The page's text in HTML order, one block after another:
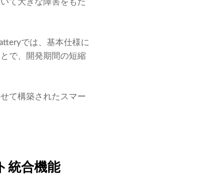
て大きな障害をもた
では、基本仕様に
で、開発期間の短縮
て構築されたスマー
統合機能